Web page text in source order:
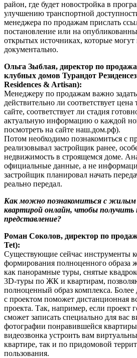
район, где будет новостройка в
улучшению транспортной
менеджера по продажам прислать
постановление или на
открытых источниках, которые могут
документально.
Ольга Зыблая, директор по
клубных домов Турандот
Residences & Artisan):
Менеджеру по продажам важно
действительно ли соответствует цена
сайте, соответствует ли стадия
актуальную информацию о каждой
посмотреть на сайте наш.дом.рф).
Потом необходимо познакомиться с
реализовывал застройщик ранее,
недвижимость в строящемся доме.
официальные данные, а не
застройщик планировал начать
реально передал.
Как можно познакомиться с жилым
квартирой онлайн, чтобы получить
представление?
Роман Соколов, директор по
Tet):
Существующие сейчас инструменты
формирования полноценного образа
как панорамные туры, снятые
3D-туры по ЖК и квартирам,
полноценный образ комплекса. Более
с проектом поможет дистанционная
проекта. Так, например, если проект
сможет записать специально для вас
фотографии понравившейся
видеозвонка устроить вам
квартире, так и по придомовой
пользования.